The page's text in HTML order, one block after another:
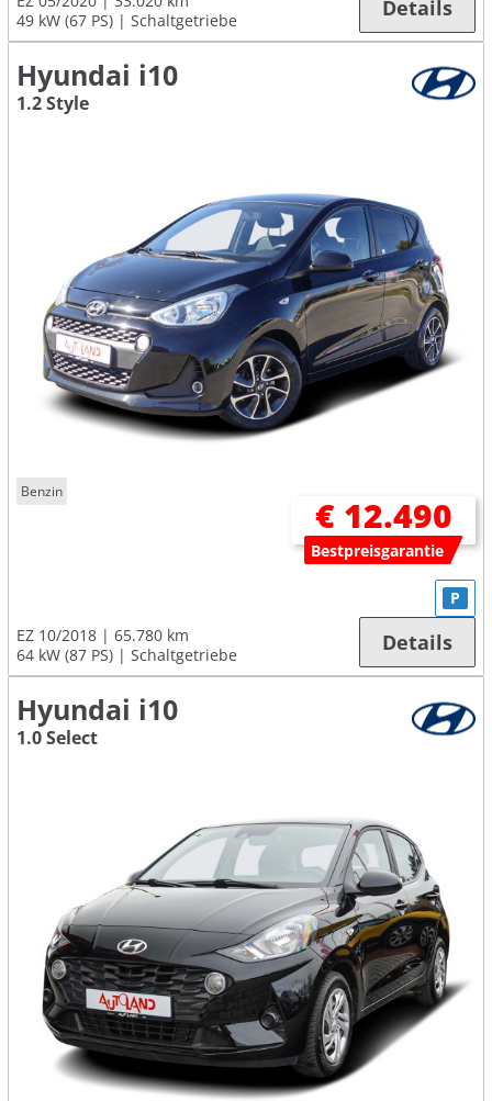
49 kW (67 PS)
Schaltgetriebe Details
Hyundai i10
1.2 Style
Benzin
€ 12.490
Bestpreisgarantie
EZ 10/2018
65.780 km
64 kW (87 PS)
Schaltgetriebe
P
Details
Hyundai i10
1.0 Select